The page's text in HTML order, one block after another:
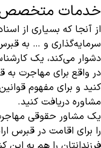
خدمات متخصص
از آنجا که بسیاری از
سرمایه‌گذاری و … به
دشوار می‌کند، یک
در واقع برای مهاجرت به
کنید و برای مفهوم
مشاوره دریافت کنید.
یک مشاور حقوقی
را برای اقامت در قبرس